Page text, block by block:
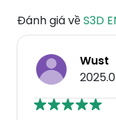
Đánh giá vềS3D
Wust